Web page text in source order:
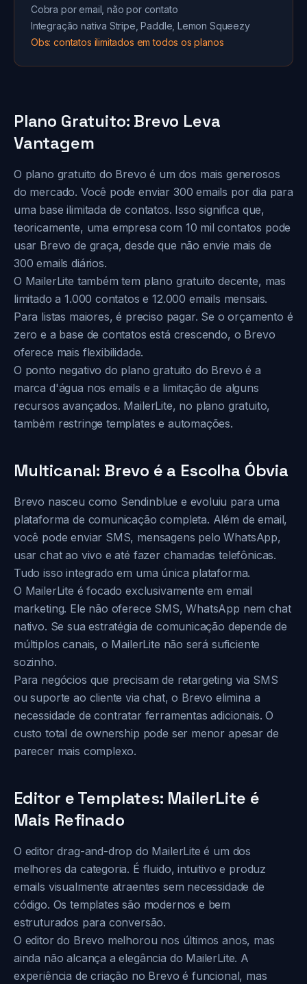
Cobra por email, não por contato
Integração nativa Stripe, Paddle, Lemon Squeezy
Obs: contatos ilimitados em todos os planos
Plano Gratuito: Brevo Leva
Vantagem
O plano gratuito do Brevo é um dos mais generosos
do mercado. Você pode enviar 300 emails por dia para
uma base ilimitada de contatos. Isso significa que,
teoricamente, uma empresa com 10 mil contatos pode
usar Brevo de graça, desde que não envie mais de
300 emails diários.
O MailerLite também tem plano gratuito decente, mas
limitado a 1.000 contatos e 12.000 emails mensais.
Para listas maiores, é preciso pagar. Se o orçamento é
zero e a base de contatos está crescendo, o Brevo
oferece mais flexibilidade.
O ponto negativo do plano gratuito do Brevo é a
marca d'água nos emails e a limitação de alguns
recursos avançados. MailerLite, no plano gratuito,
também restringe templates e automações.
Multicanal: Brevo é a Escolha Óbvia
Brevo nasceu como Sendinblue e evoluiu para uma
plataforma de comunicação completa. Além de email,
você pode enviar SMS, mensagens pelo WhatsApp,
usar chat ao vivo e até fazer chamadas telefônicas.
Tudo isso integrado em uma única plataforma.
O MailerLite é focado exclusivamente em email
marketing. Ele não oferece SMS, WhatsApp nem chat
nativo. Se sua estratégia de comunicação depende de
múltiplos canais, o MailerLite não será suficiente
sozinho.
Para negócios que precisam de retargeting via SMS
ou suporte ao cliente via chat, o Brevo elimina a
necessidade de contratar ferramentas adicionais. O
custo total de ownership pode ser menor apesar de
parecer mais complexo.
Editor e Templates: MailerLite é
Mais Refinado
O editor drag-and-drop do MailerLite é um dos
melhores da categoria. É fluido, intuitivo e produz
emails visualmente atraentes sem necessidade de
código. Os templates são modernos e bem
estruturados para conversão.
O editor do Brevo melhorou nos últimos anos, mas
ainda não alcança a elegância do MailerLite. A
experiência de criação no Brevo é funcional, mas